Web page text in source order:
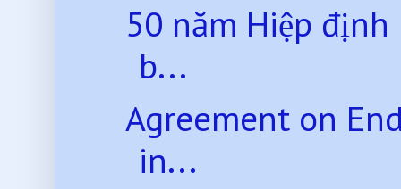
50 năm Hiệp
b...
Agreement on
in...